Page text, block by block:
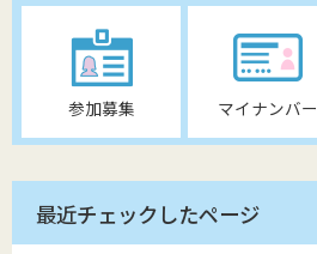
参加募集 マイナンバー
最近チェックしたページ